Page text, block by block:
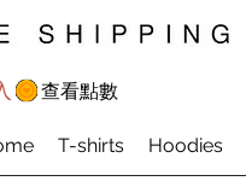
查看點數
T-shirts Hoodies